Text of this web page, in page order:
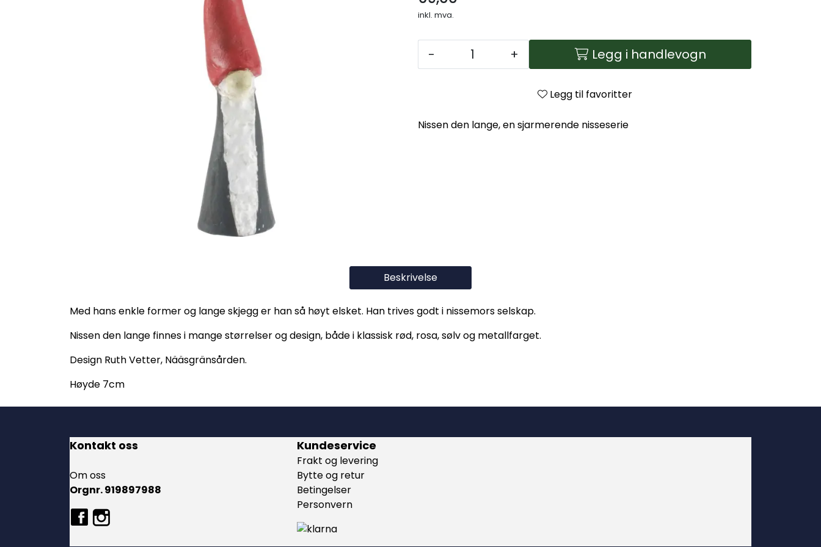
inkl. mva.
- + Legg i handlevogn
Legg til favoritter
Nissen den lange, en sjarmerende nisseserie
Beskrivelse
Med hans enkle former og lange skjegg er han så høyt elsket. Han trives godt i nissemors selskap.
Nissen den lange finnes i mange størrelser og design, både i klassisk rød, rosa, sølv og metallfarget.
Design Ruth Vetter, Nääsgränsården.
Høyde 7cm
Kontakt oss
Om oss
Orgnr. 919897988
Kundeservice
Frakt og levering
Bytte og retur
Betingelser
Personvern